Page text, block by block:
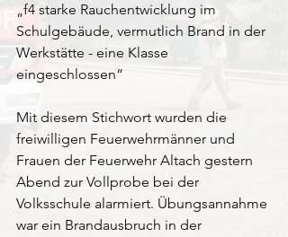
„f4 starke Rauchentwicklung im
Schulgebäude, vermutlich Brand in der
Werkstätte - eine Klasse
eingeschlossen“
Mit diesem Stichwort wurden die
freiwilligen Feuerwehrmänner und
Frauen der Feuerwehr Altach gestern
Abend zur Vollprobe bei der
Volksschule alarmiert. Übungsannahme
war ein Brandausbruch in der